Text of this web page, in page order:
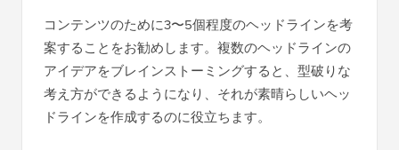
コンテンツのために3〜5個程度のヘッドラインを考
案することをお勧めします。複数のヘッドラインの
アイデアをブレインストーミングすると、型破りな
考え方ができるようになり、それが素晴らしいヘッ
ドラインを作成するのに役立ちます。